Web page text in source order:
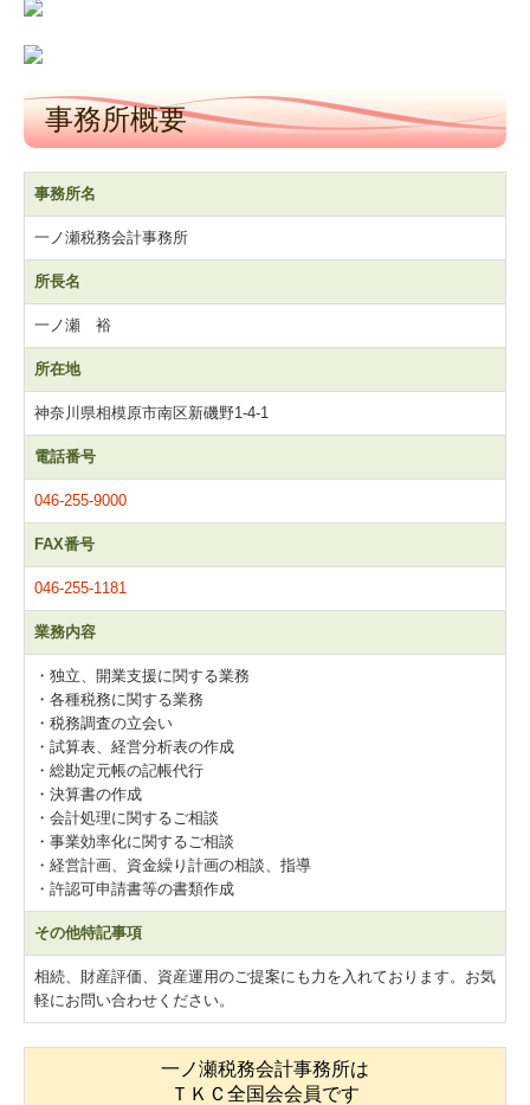
事務所概要
事務所名
一ノ瀬税務会計事務所
所長名
一ノ瀬 裕
所在地
神奈川県相模原市南区新磯野1-4-1
電話番号
046-255-9000
FAX番号
046-255-1181
業務内容
・独立、開業支援に関する業務
・各種税務に関する業務
・税務調査の立会い
・試算表、経営分析表の作成
・総勘定元帳の記帳代行
・決算書の作成
・会計処理に関するご相談
・事業効率化に関するご相談
・経営計画、資金繰り計画の相談、指導
・許認可申請書等の書類作成
その他特記事項
相続、財産評価、資産運用のご提案にも力を入れております。お気
軽にお問い合わせください。
一ノ瀬税務会計事務所は
ＴＫＣ全国会会員です